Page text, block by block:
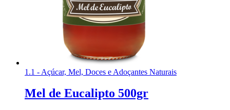
1.1 - Açúcar, Mel, Doces e Adoçantes Naturais
Mel de Eucalipto 500gr